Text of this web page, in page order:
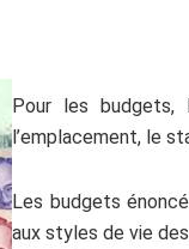
Pour les budgets,
l’emplacement, le
Les budgets
aux styles de vie